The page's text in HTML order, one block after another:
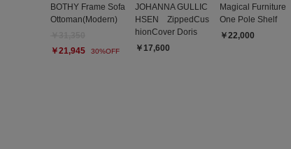
BOTHY Frame Sofa
Ottoman(Modern)
￥21,945
30%OFF
JOHANNA GULLIC
HSEN ZippedCus
hionCover Doris
￥17,600
Magical Furniture
One Pole Shelf
￥22,000